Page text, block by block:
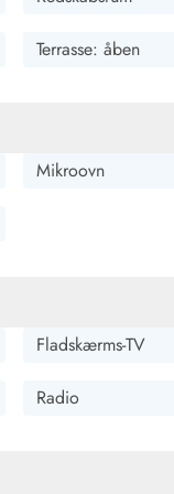
Terrasse: åben
Mikroovn
Fladskærms-TV
Radio